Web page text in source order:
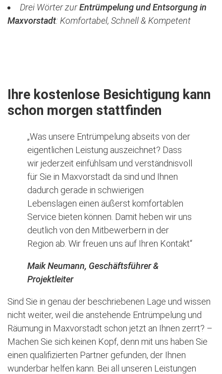
Drei Wörter zurEntrümpelung und Entsorgung in
Maxvorstadt: Komfortabel, Schnell & Kompetent
Ihre kostenlose Besichtigung kann
schon morgen stattfinden
„Was unsere Entrümpelung abseits von der
eigentlichen Leistung auszeichnet? Dass
wir jederzeit einfühlsam und verständnisvoll
für Sie in Maxvorstadt da sind und Ihnen
dadurch gerade in schwierigen
Lebenslagen einen äußerst komfortablen
Service bieten können. Damit heben wir uns
deutlich von den Mitbewerbern in der
Region ab. Wir freuen uns auf Ihren Kontakt“
Maik Neumann, Geschäftsführer &
Projektleiter
Sind Sie in genau der beschriebenen Lage und wissen
nicht weiter, weil die anstehende Entrümpelung und
Räumung in Maxvorstadt schon jetzt an Ihnen zerrt? –
Machen Sie sich keinen Kopf, denn mit uns haben Sie
einen qualifizierten Partner gefunden, der Ihnen
wunderbar helfen kann. Bei all unseren Leistungen